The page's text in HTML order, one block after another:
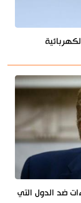
ضد الدول التي